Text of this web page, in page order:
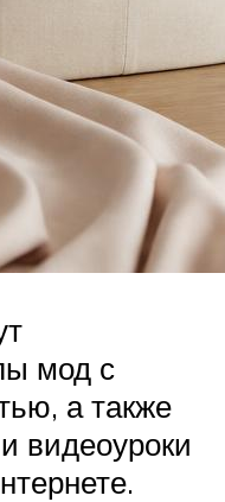
мод с
а также
видеоуроки